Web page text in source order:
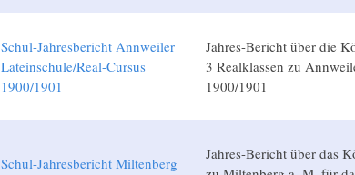
Schul-Jahresbericht Annweiler
Lateinschule/Real-Cursus
1900/1901
Jahres-Bericht über die
3 Realklassen zu
1900/1901
Schul-Jahresbericht Miltenberg
Jahres-Bericht über das